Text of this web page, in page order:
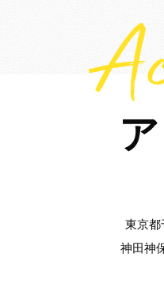
東京都
神田神